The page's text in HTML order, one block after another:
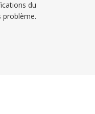
du
problème.